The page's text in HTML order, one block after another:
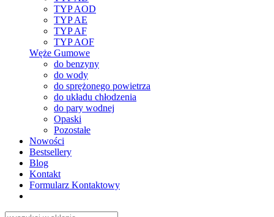
TYP AOD
TYP AE
TYP AF
TYP AOF
Węże Gumowe
do benzyny
do wody
do sprężonego powietrza
do układu chłodzenia
do pary wodnej
Opaski
Pozostałe
Nowości
Bestsellery
Blog
Kontakt
Formularz Kontaktowy